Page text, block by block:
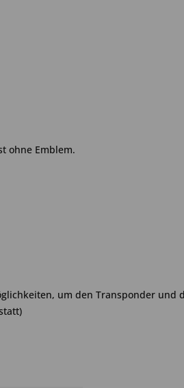
ohne Emblem.
um den Transponder und